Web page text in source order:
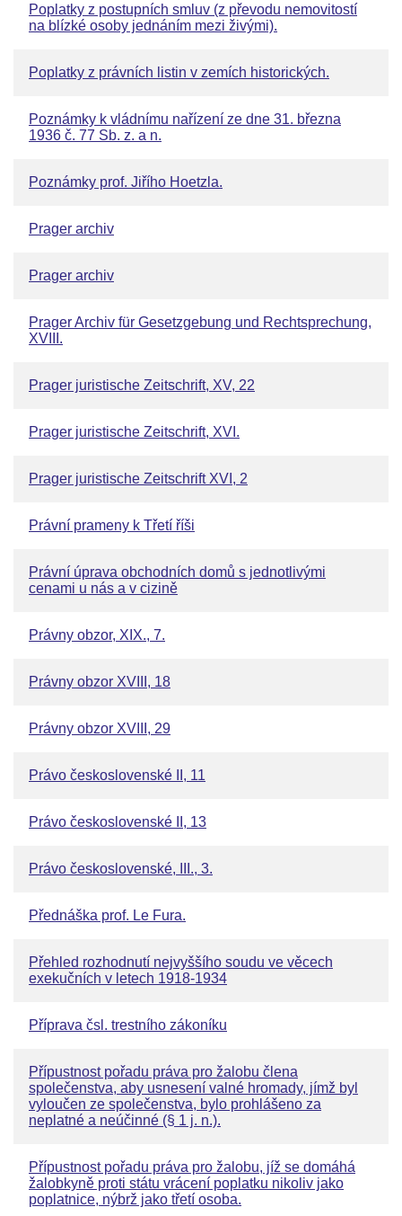
Poplatky z postupních smluv (z převodu nemovitostí
na blízké osoby jednáním mezi živými).
Poplatky z právních listin v zemích historických.
Poznámky k vládnímu nařízení ze dne 31. března
1936 č. 77 Sb. z. a n.
Poznámky prof. Jiřího Hoetzla.
Prager archiv
Prager archiv
Prager Archiv für Gesetzgebung und Rechtsprechung,
XVIII.
Prager juristische Zeitschrift, XV, 22
Prager juristische Zeitschrift, XVI.
Prager juristische Zeitschrift XVI, 2
Právní prameny k Třetí říši
Právní úprava obchodních domů s jednotlivými
cenami u nás a v cizině
Právny obzor, XIX., 7.
Právny obzor XVIII, 18
Právny obzor XVIII, 29
Právo československé II, 11
Právo československé II, 13
Právo československé, III., 3.
Přednáška prof. Le Fura.
Přehled rozhodnutí nejvyššího soudu ve věcech
exekučních v letech 1918-1934
Příprava čsl. trestního zákoníku
Přípustnost pořadu práva pro žalobu člena
společenstva, aby usnesení valné hromady, jímž byl
vyloučen ze společenstva, bylo prohlášeno za
neplatné a neúčinné (§ 1 j. n.).
Přípustnost pořadu práva pro žalobu, jíž se domáhá
žalobkyně proti státu vrácení poplatku nikoliv jako
poplatnice, nýbrž jako třetí osoba.